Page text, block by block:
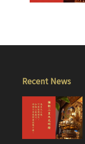
Recent News